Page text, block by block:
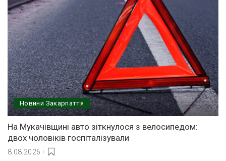
Новини Закарпаття
На Мукачівщині авто зіткнулося з велосипедом:
двох чоловіків госпіталізували
8.08.2026